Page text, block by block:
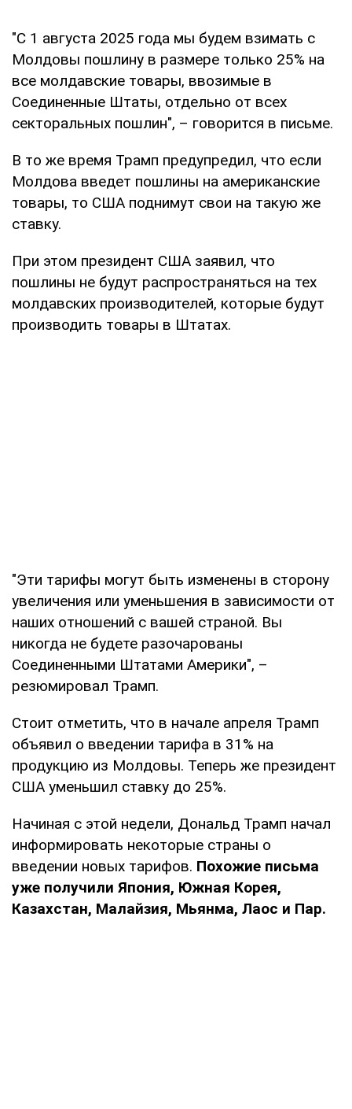
"С 1 августа 2025 года мы будем взимать с
Молдовы пошлину в размере только 25% на
все молдавские товары, ввозимые в
Соединенные Штаты, отдельно от всех
секторальных пошлин", – говорится в письме.
В то же время Трамп предупредил, что если
Молдова введет пошлины на американские
товары, то США поднимут свои на такую же
ставку.
При этом президент США заявил, что
пошлины не будут распространяться на тех
молдавских производителей, которые будут
производить товары в Штатах.
"Эти тарифы могут быть изменены в сторону
увеличения или уменьшения в зависимости от
наших отношений с вашей страной. Вы
никогда не будете разочарованы
Соединенными Штатами Америки", –
резюмировал Трамп.
Стоит отметить, что в начале апреля Трамп
объявил о введении тарифа в 31% на
продукцию из Молдовы. Теперь же президент
США уменьшил ставку до 25%.
Начиная с этой недели, Дональд Трамп начал
информировать некоторые страны о
введении новых тарифов. Похожие письма
уже получили Япония, Южная Корея,
Казахстан, Малайзия, Мьянма, Лаос и Пар.